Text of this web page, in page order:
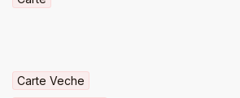
Carte Veche